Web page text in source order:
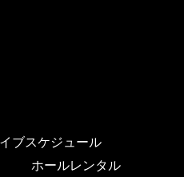
ブスケジュール
ホールレンタル